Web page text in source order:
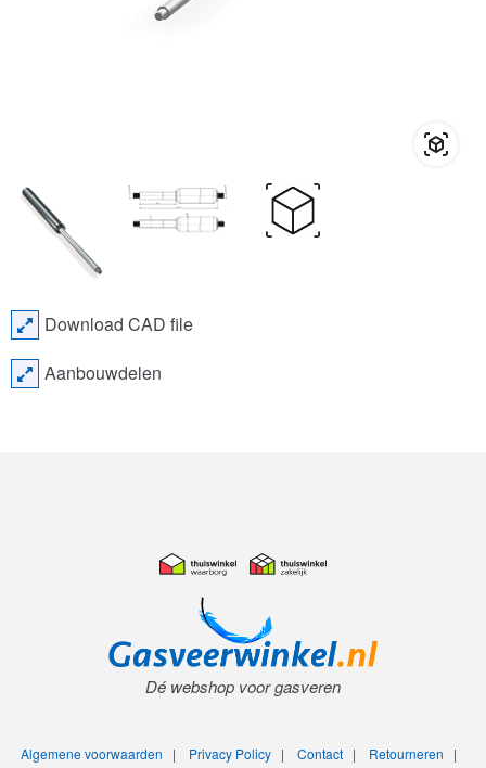
Download CAD file
Aanbouwdelen
Dé webshop voor gasveren
Algemene voorwaarden | Privacy Policy| Contact| Retourneren |